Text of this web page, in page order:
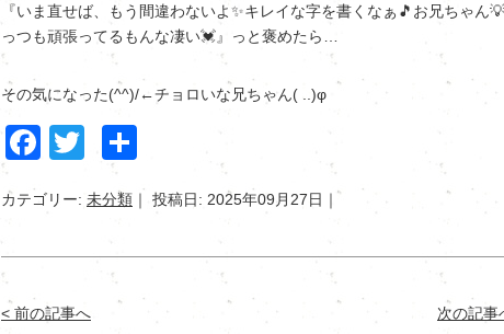
『いま直せば、もう間違わないよ✨キレイな字を書くなぁ🎵お兄ちゃん
っつも頑張ってるもんな凄い💓』っと褒めたら…
その気になった(^^)/←チョロいな兄ちゃん( ..)φ
Facebook
Twitter
カテゴリー: 未分類 投稿日: 2025年09月27日
< 前の記事へ 次の記事